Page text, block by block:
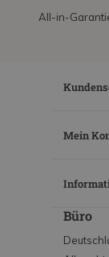
All-in-
Mein
Büro